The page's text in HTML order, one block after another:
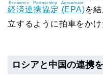
経済連携協定 (EPA)
Economic Partnership Agreement
を
立するように拍車をか
ロシアと中国の連携